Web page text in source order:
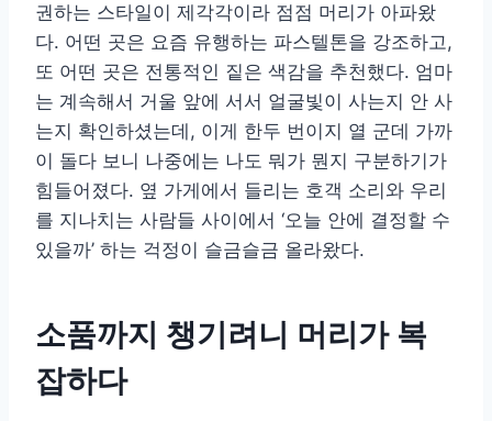
권하는 스타일이 제각각이라 점점 머리가 아파왔
다. 어떤 곳은 요즘 유행하는 파스텔톤을 강조하고,
또 어떤 곳은 전통적인 짙은 색감을 추천했다. 엄마
는 계속해서 거울 앞에 서서 얼굴빛이 사는지 안 사
는지 확인하셨는데, 이게 한두 번이지 열 군데 가까
이 돌다 보니 나중에는 나도 뭐가 뭔지 구분하기가
힘들어졌다. 옆 가게에서 들리는 호객 소리와 우리
를 지나치는 사람들 사이에서 ‘오늘 안에 결정할 수
있을까’ 하는 걱정이 슬금슬금 올라왔다.
소품까지 챙기려니 머리가 복
잡하다